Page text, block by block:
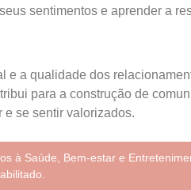
sentimentos e aprender a
e a qualidade dos
para a construção de
e se sentir valorizados.
à Saúde, Bem-estar e